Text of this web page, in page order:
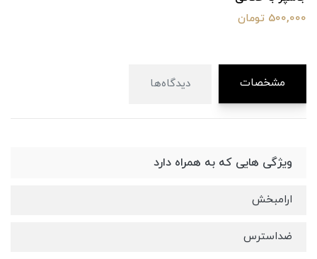
500,000 تومان
مشخصات دیدگاه‌ها
ویژگی هایی که به همراه دارد
ارامبخش
ضداسترس